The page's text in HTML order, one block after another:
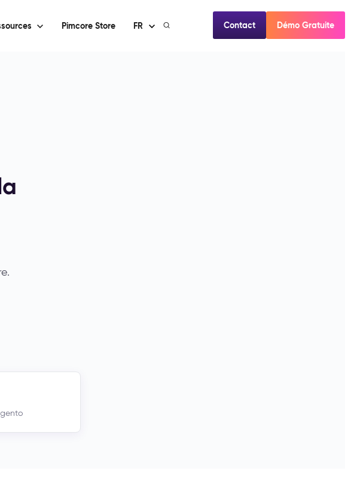
Pimcore Store FR Contact Démo Gratuite